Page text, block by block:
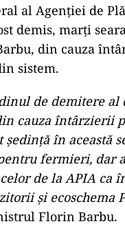
să mai am în unii
a declarat o sursă
demis șeful